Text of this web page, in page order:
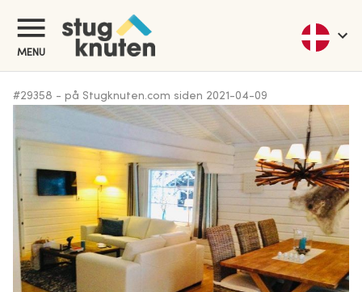
MENU
#29358 - på Stugknuten.com siden 2021-04-09